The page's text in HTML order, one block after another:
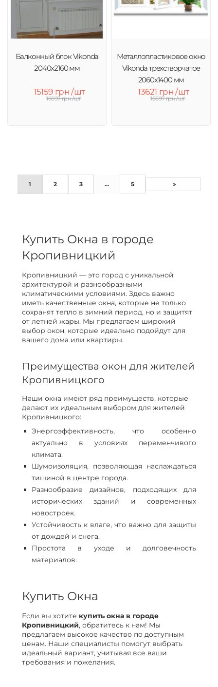
Балконный блок Vikonda
2040x2160 мм
15159 грн /шт
16697 грн /шт
Металлопластиковое окно
Vikonda трехстворчатое
2060х1400 мм
13621 грн /шт
16697 грн /шт
1 2 3 ... 5
Купить Окна в городе
Кропивницкий
Кропивницкий — это город с уникальной
архитектурой и разнообразными
климатическими условиями. Здесь важно
иметь качественные окна, которые не только
сохранят тепло в зимний период, но и защитят
от летней жары. Мы предлагаем широкий
выбор окон, которые идеально подойдут для
вашего дома или квартиры.
Преимущества окон для жителей
Кропивницкого
Наши окна имеют ряд преимуществ, которые
делают их идеальным выбором для жителей
Кропивницкого:
Энергоэффективность, что особенно
актуально в условиях переменчивого
климата.
Шумоизоляция, позволяющая наслаждаться
тишиной в центре города.
Разнообразие дизайнов, подходящих для
исторических зданий и современных
новостроек.
Устойчивость к влаге, что важно для защиты
от дождей и снега.
Простота в уходе и долговечность
материалов.
Купить Окна
Если вы хотите купить окна в городе
Кропивницкий, обратитесь к нам! Мы
предлагаем высокое качество по доступным
ценам. Наши специалисты помогут выбрать
идеальный вариант, учитывая все ваши
требования и пожелания.